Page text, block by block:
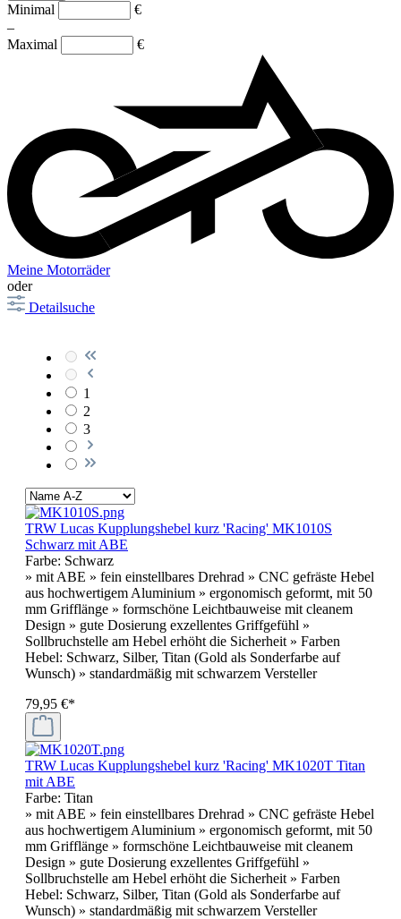
Minimal
€
–
Maximal
€
Meine Motorräder
oder
Detailsuche
1
2
3
TRW Lucas Kupplungshebel kurz 'Racing' MK1010S
Schwarz mit ABE
Farbe: Schwarz
» mit ABE » fein einstellbares Drehrad » CNC gefräste Hebel
aus hochwertigem Aluminium » ergonomisch geformt, mit 50
mm Grifflänge » formschöne Leichtbauweise mit cleanem
Design » gute Dosierung exzellentes Griffgefühl »
Sollbruchstelle am Hebel erhöht die Sicherheit » Farben
Hebel: Schwarz, Silber, Titan (Gold als Sonderfarbe auf
Wunsch) » standardmäßig mit schwarzem Versteller
79,95 €*
TRW Lucas Kupplungshebel kurz 'Racing' MK1020T Titan
mit ABE
Farbe: Titan
» mit ABE » fein einstellbares Drehrad » CNC gefräste Hebel
aus hochwertigem Aluminium » ergonomisch geformt, mit 50
mm Grifflänge » formschöne Leichtbauweise mit cleanem
Design » gute Dosierung exzellentes Griffgefühl »
Sollbruchstelle am Hebel erhöht die Sicherheit » Farben
Hebel: Schwarz, Silber, Titan (Gold als Sonderfarbe auf
Wunsch) » standardmäßig mit schwarzem Versteller